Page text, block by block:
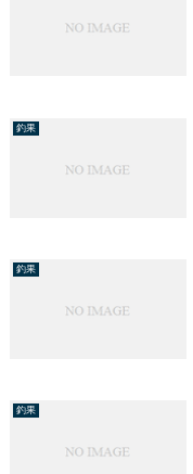
釣果
釣果
釣果